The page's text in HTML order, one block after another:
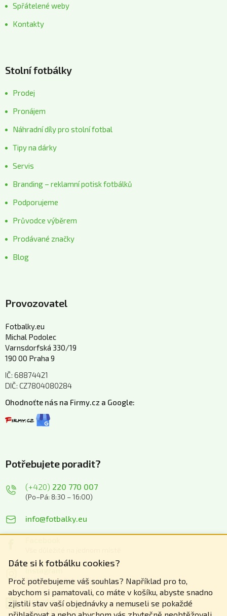
Dáte si k fotbálku cookies?
Proč potřebujeme váš souhlas? Například pro to,
abychom si pamatovali, co máte v košíku, abyste snadno
zjistili stav vaší objednávky a nemuseli se pokaždé
Spřátelené weby
Kontakty
Stolní fotbálky
Prodej
Pronájem
Náhradní díly pro stolní fotbal
Tipy na dárky
Servis
Branding – reklamní potisk fotbálků
Podporujeme
Průvodce výběrem
Prodávané značky
Blog
Provozovatel
Fotbalky.eu
Michal Podolec
Varnsdorfská 330/19
190 00 Praha 9
IČ: 68874421
DIČ: CZ7804080284
Ohodnoťte nás na Firmy.cz a Google:
Potřebujete poradit?
(+420) 220 770 007
(Po–Pá: 8:30 – 16:00)
info@fotbalky.eu
Zážitky z našich akcí
Linkedin
Nahlédněte do zákulisí